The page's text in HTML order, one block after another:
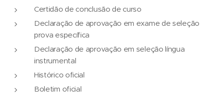
Certidão de conclusão de curso
Declaração de aprovação em exame de seleção
prova específica
Declaração de aprovação em seleção língua
instrumental
Histórico oficial
Boletim oficial